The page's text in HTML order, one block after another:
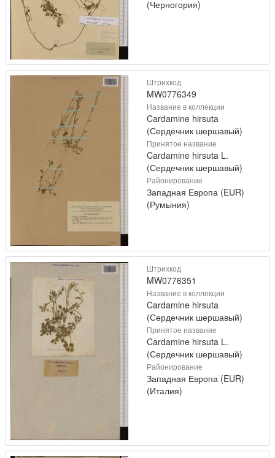
(Черногория)
Штрихкод
MW0776349
Название в коллекции
Cardamine hirsuta
(Сердечник шершавый)
Принятое название
Cardamine hirsuta L.
(Сердечник шершавый)
Районирование
Западная Европа (EUR)
(Румыния)
Штрихкод
MW0776351
Название в коллекции
Cardamine hirsuta
(Сердечник шершавый)
Принятое название
Cardamine hirsuta L.
(Сердечник шершавый)
Районирование
Западная Европа (EUR)
(Италия)